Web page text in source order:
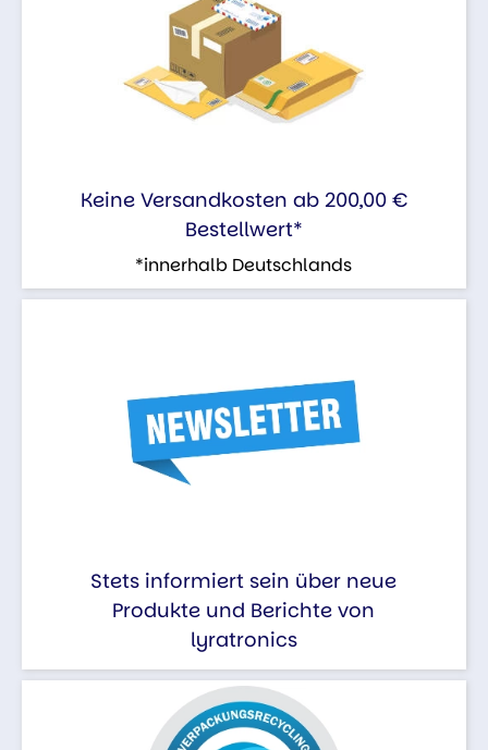
Keine Versandkosten ab 200,00 €
Bestellwert*
*innerhalb Deutschlands
Stets informiert sein über neue
Produkte und Berichte von
lyratronics